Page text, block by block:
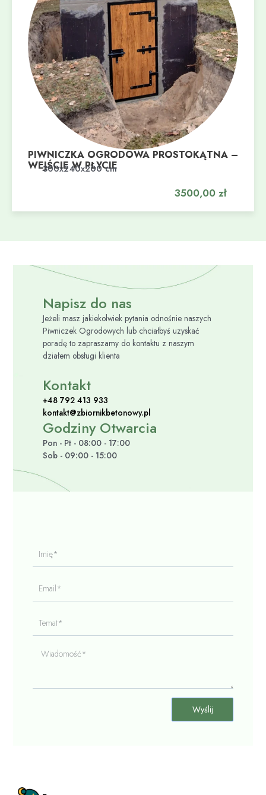
PIWNICZKA OGRODOWA PROSTOKĄTNA –
WEJŚCIE W PŁYCIE
300x240x200 cm
3500,00 zł
Dodaj do koszyka
Napisz do nas
Jeżeli masz jakiekolwiek pytania odnośnie naszych
Piwniczek Ogrodowych lub chciałbyś uzyskać
poradę to zapraszamy do kontaktu z naszym
działem obsługi klienta
Kontakt
+48 792 413 933
kontakt@zbiornikbetonowy.pl
Godziny Otwarcia
Pon - Pt - 08:00 - 17:00
Sob - 09:00 - 15:00
Email*
Wiadomość*
Wyślij